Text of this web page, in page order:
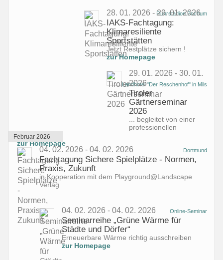
28. 01. 2026 - 29. 01. 2026
IAKS-Fachtagung:
Klimaresiliente
Sportstätten
Jetzt Restplätze sichern !
zur Homepage
Ruhrstadion Bochum
29. 01. 2026 - 30. 01.
2026
Tiroler
Gärtnerseminar
2026
... begleitet von einer
professionellen
Moderation
zur Homepage
Landhotel "Der Reschenhof" in Mils
Februar 2026
04. 02. 2026 - 04. 02. 2026
Fachtagung Sichere Spielplätze - Normen,
Praxis, Zukunft
in Kooperation mit dem Playground@Landscape
Verlag
Dortmund
04. 02. 2026 - 04. 02. 2026
Seminarreihe „Grüne Wärme für
Städte und Dörfer“
Erneuerbare Wärme richtig ausschreiben
zur Homepage
Online-Seminar